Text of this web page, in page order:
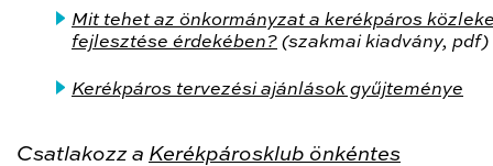
Mit tehet az önkormányzat a kerékpáros
fejlesztése érdekében? (szakmai kiadvány, pdf)
Kerékpáros tervezési ajánlások gyűjteménye
Csatlakozz a Kerékpárosklub önkéntes